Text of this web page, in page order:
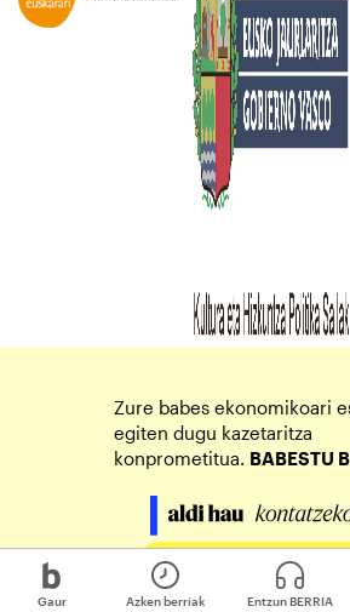
Gaur Azken berriak Entzun BERRIA
Zure babes ekonomikoari
egiten dugu kazetaritza
konprometitua. BABESTU
Egin zure